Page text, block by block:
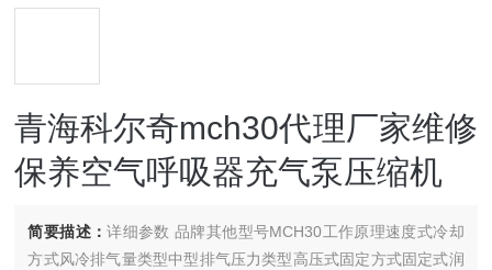
青海科尔奇mch30代理厂家维修
保养空气呼吸器充气泵压缩机
简要描述：详细参数 品牌其他型号MCH30工作原理速度式冷却
方式风冷排气量类型中型排气压力类型高压式固定方式固定式润